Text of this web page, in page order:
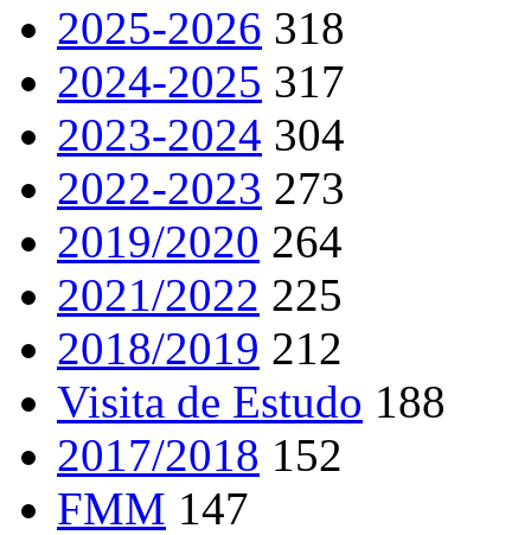
2025-2026 318
2024-2025 317
2023-2024 304
2022-2023 273
2019/2020 264
2021/2022 225
2018/2019 212
Visita de Estudo 188
2017/2018 152
FMM 147